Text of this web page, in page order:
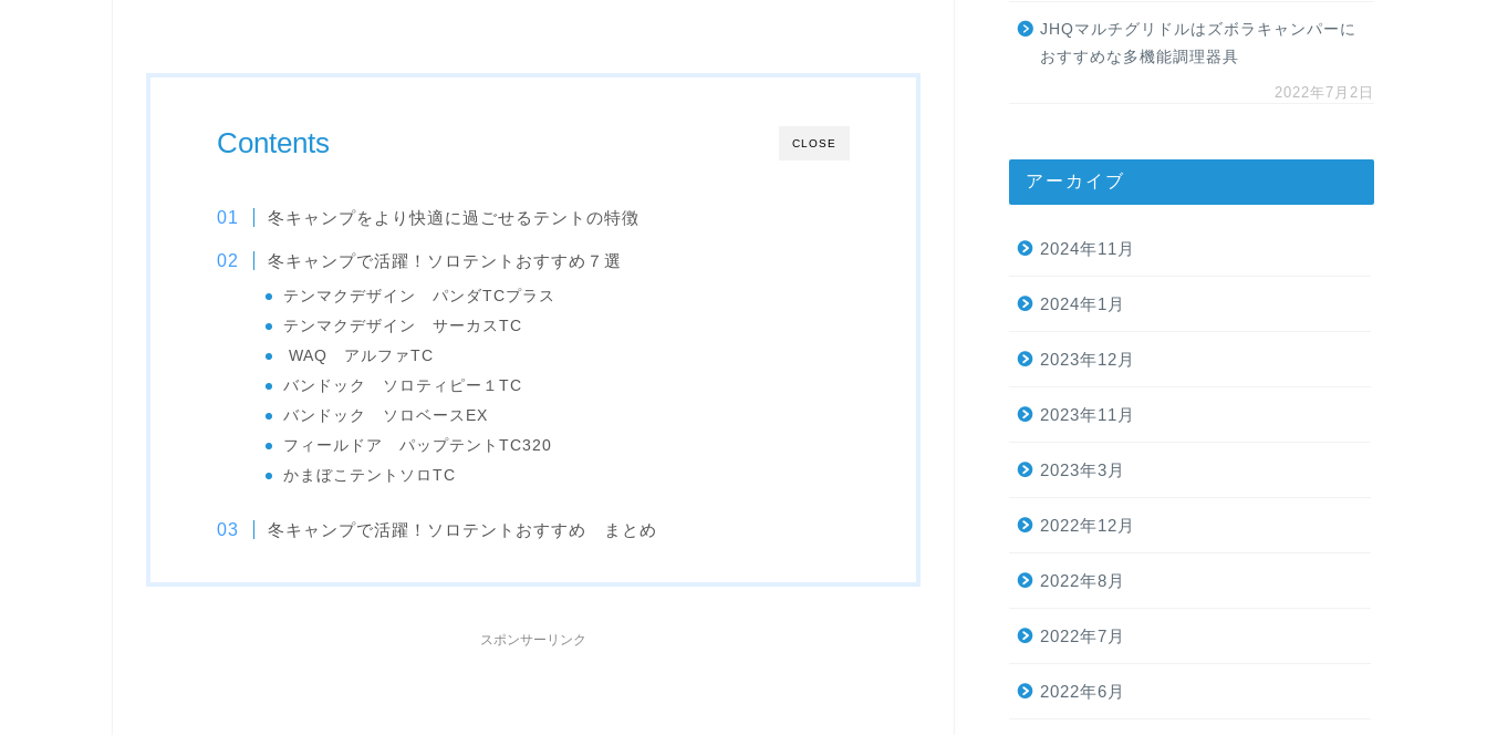
CLOSE
Contents
冬キャンプをより快適に過ごせるテントの特徴
冬キャンプで活躍！ソロテントおすすめ７選
テンマクデザイン パンダTCプラス
テンマクデザイン サーカスTC
WAQ アルファTC
バンドック ソロティピー１TC
バンドック ソロベースEX
フィールドア パップテントTC320
かまぼこテントソロTC
冬キャンプで活躍！ソロテントおすすめ まとめ
スポンサーリンク
JHQマルチグリドルはズボラキャンパーに
おすすめな多機能調理器具
2022年7月2日
アーカイブ
2024年11月
2024年1月
2023年12月
2023年11月
2023年3月
2022年12月
2022年8月
2022年7月
2022年6月